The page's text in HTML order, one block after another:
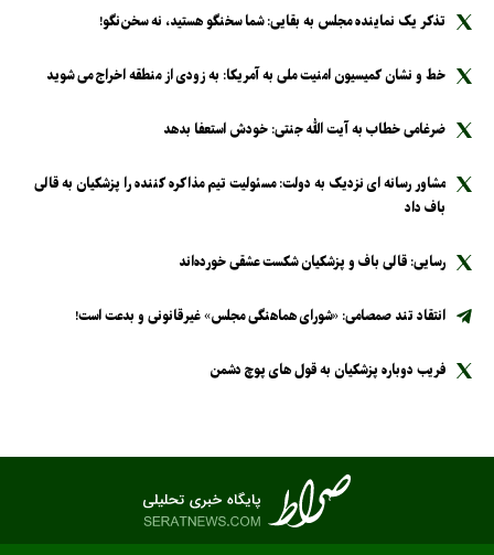
تذکر یک نماینده مجلس به بقایی: شما سخنگو هستید، نه سخن‌نگو!
خط و نشان کمیسیون امنیت ملی به آمریکا: به زودی از منطقه اخراج می شوید
ضرغامی خطاب به آیت الله جنتی: خودش استعفا بدهد
مشاور رسانه ای نزدیک به دولت: مسئولیت تیم مذاکره کننده را پزشکیان به قالی
باف داد
رسایی: قالی باف و پزشکیان شکست عشقی خورده‌اند
انتقاد تند صمصامی: «شورای هماهنگی مجلس» غیرقانونی و بدعت است!
فریب دوباره پزشکیان به قول های پوچ دشمن